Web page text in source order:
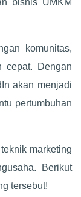
komunitas,
cepat. Dengan
akan menjadi
pertumbuhan
marketing
Berikut
tersebut!